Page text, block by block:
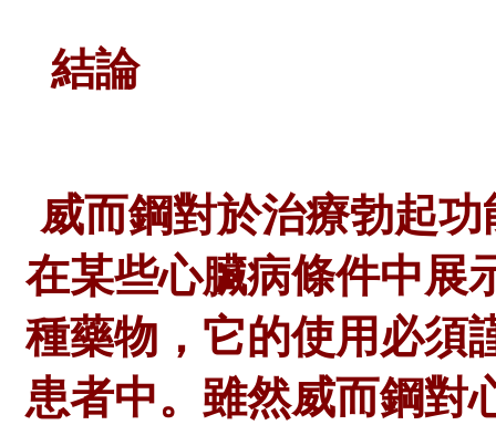
結論
威而鋼對於治療勃起
在某些心臟病條件中展
種藥物，它的使用必須
患者中。雖然威而鋼對